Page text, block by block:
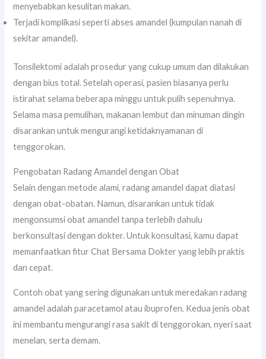
menyebabkan kesulitan makan.
Terjadi komplikasi seperti abses amandel (kumpulan nanah di
sekitar amandel).
Tonsilektomi adalah prosedur yang cukup umum dan dilakukan
dengan bius total. Setelah operasi, pasien biasanya perlu
istirahat selama beberapa minggu untuk pulih sepenuhnya.
Selama masa pemulihan, makanan lembut dan minuman dingin
disarankan untuk mengurangi ketidaknyamanan di
tenggorokan.
Pengobatan Radang Amandel dengan Obat
Selain dengan metode alami, radang amandel dapat diatasi
dengan obat-obatan. Namun, disarankan untuk tidak
mengonsumsi obat amandel tanpa terlebih dahulu
berkonsultasi dengan dokter. Untuk konsultasi, kamu dapat
memanfaatkan fitur Chat Bersama Dokter yang lebih praktis
dan cepat.
Contoh obat yang sering digunakan untuk meredakan radang
amandel adalah paracetamol atau ibuprofen. Kedua jenis obat
ini membantu mengurangi rasa sakit di tenggorokan, nyeri saat
menelan, serta demam.